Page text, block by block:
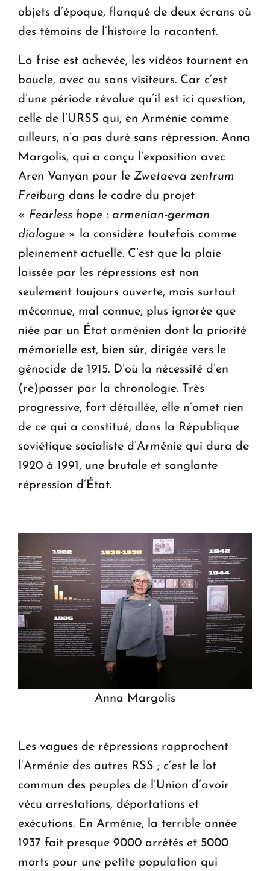
objets d’époque, flanqué de deux écrans où
des témoins de l’histoire la racontent.
La frise est achevée, les vidéos tournent en
boucle, avec ou sans visiteurs. Car c’est
d’une période révolue qu’il est ici question,
celle de l’URSS qui, en Arménie comme
ailleurs, n’a pas duré sans répression. Anna
Margolis, qui a conçu l’exposition avec
Aren Vanyan pour le Zwetaeva zentrum
Freiburg dans le cadre du projet
« Fearless hope : armenian-german
dialogue »
la considère toutefois comme
pleinement actuelle. C’est que la plaie
laissée par les répressions est non
seulement toujours ouverte, mais surtout
méconnue, mal connue, plus ignorée que
niée par un État arménien dont la priorité
mémorielle est, bien sûr, dirigée vers le
génocide de 1915. D’où la nécessité d’en
(re)passer par la chronologie. Très
progressive, fort détaillée, elle n’omet rien
de ce qui a constitué, dans la République
soviétique socialiste d’Arménie qui dura de
1920 à 1991, une brutale et sanglante
répression d’État.
Anna Margolis
Les vagues de répressions rapprochent
l’Arménie des autres RSS ; c’est le lot
commun des peuples de l’Union d’avoir
vécu arrestations, déportations et
exécutions. En Arménie, la terrible année
1937 fait presque 9000 arrêtés et 5000
morts pour une petite population qui